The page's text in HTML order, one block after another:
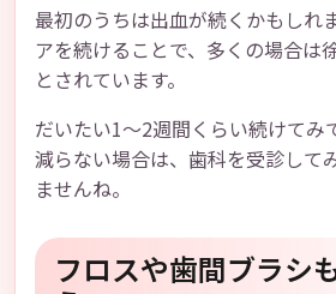
最初のうちは出血が続くかもしれ
アを続けることで、多くの場合は
とされています。
だいたい1〜2週間くらい続けてみ
減らない場合は、歯科を受診して
ませんね。
フロスや歯間ブラシ